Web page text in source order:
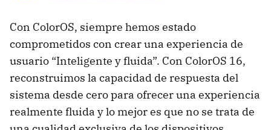
Con ColorOS, siempre hemos estado
comprometidos con crear una experiencia de
usuario “Inteligente y fluida”. Con ColorOS 16,
reconstruimos la capacidad de respuesta del
sistema desde cero para ofrecer una experiencia
realmente fluida y lo mejor es que no se trata de